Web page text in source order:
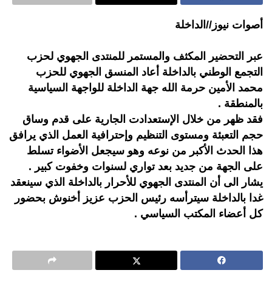
أصوات نيوز//الداخلة
عبر التحضير المكثف والمستمر للمنتدى الجهوي لحزب
التجمع الوطني بالداخلة أعاد المنسق الجهوي للحزب
محمد الأمين حرمة الله جهة الداخلة للواجهة السياسية
بالمنطقة .
فقد ظهر من خلال الإستعدادت الجارية على قدم وساق
حجم التعبئة ومستوى التنظيم وإحترافية العمل الذي يرافق
هذا الحدث الأكبر من نوعه وهو سيجعل الأضواء تسلط
على الجهة من جديد بعد تواري لسنوات وخفوت كبير .
يشار الى أن المنتدى الجهوي للأحرار بالداخلة الذي سينعقد
غدا بالداخلة سيترأسه رئيس الحزب عزيز أخنوش بحضور
كل أعضاء المكتب السياسي .